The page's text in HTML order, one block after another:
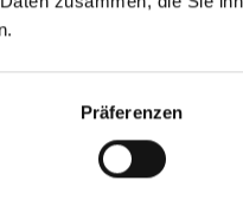
Präferenzen
Behindertengerechte
Die Reise ist im
genauerer